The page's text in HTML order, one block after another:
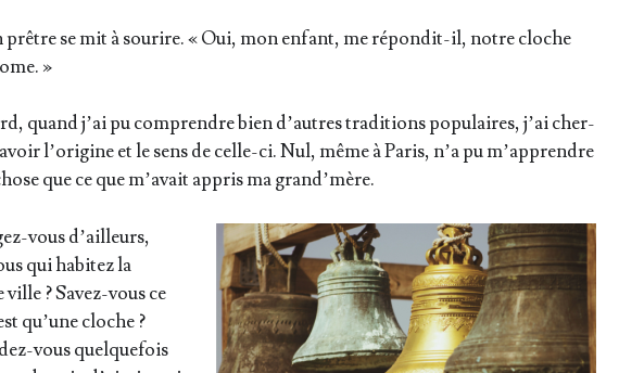
prêtre se mit à sou­rire. « Oui, mon enfant, me répon­dit-il, notre cloche
»
quand j’ai pu com­prendre bien d’autres tra­di­tions popu­laires, j’ai cher­
l’o­ri­gine et le sens de celle-ci. Nul, même à Paris, n’a pu m’ap­prendre
que ce que m’a­vait appris ma grand’mère.
vous d’ailleurs,
qui habi­tez la
ville ? Savez-vous ce
qu’une cloche ?
vous quel­que­fois